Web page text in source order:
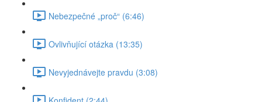
Nebezpečné „proč“ (6:46)
Ovlivňující otázka (13:35)
Nevyjednávejte pravdu (3:08)